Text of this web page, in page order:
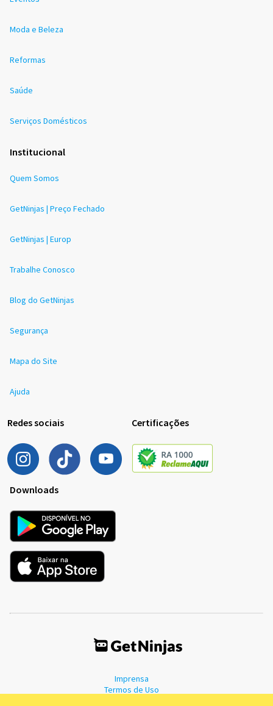
Moda e Beleza
Reformas
Saúde
Serviços Domésticos
Institucional
Quem Somos
GetNinjas | Preço Fechado
GetNinjas | Europ
Trabalhe Conosco
Blog do GetNinjas
Segurança
Mapa do Site
Ajuda
Redes sociais Certificações
Downloads
Imprensa
Termos de Uso